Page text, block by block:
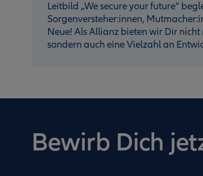
Leitbild „We secure your future“
Sorgenversteher:innen,
Neue! Als Allianz bieten wir Dir
sondern auch eine Vielzahl an
Bewirb Dich